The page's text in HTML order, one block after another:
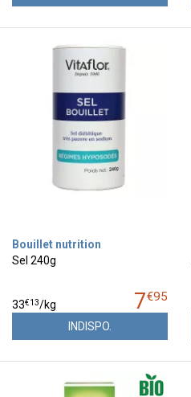
Bouillet nutrition
Sel 240g
7€95
33€13/kg
INDISPO.